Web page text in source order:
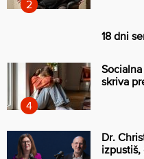
18 dni
skriva
Dr.
izpustiš,